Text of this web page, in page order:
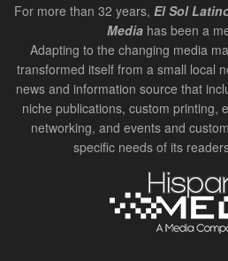
For more than 32 years, El Sol
Media has been a
Adapting to the changing media
transformed itself from a small local
news and information source that
niche publications, custom printing,
networking, and events and
specific needs of its